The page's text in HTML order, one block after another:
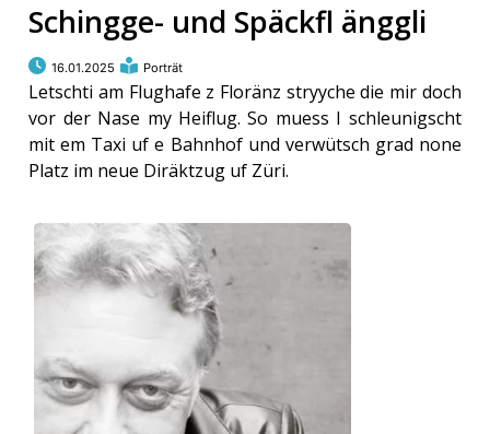
Schingge- und Späckfl änggli
16.01.2025 Porträt
Letschti am Flughafe z Floränz stryyche die mir doch
vor der Nase my Heiflug. So muess I schleunigscht
mit em Taxi uf e Bahnhof und verwütsch grad none
Platz im neue Diräktzug uf Züri.